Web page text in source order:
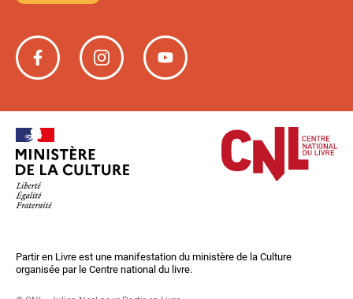
Partir
en
sur
Facebook
Partir
en
sur
Partir
en
sur
Partir en Livre est une manifestation du ministère de la Culture
organisée par le Centre national du livre.